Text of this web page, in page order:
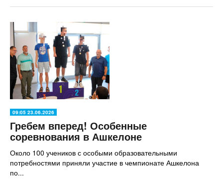
09:05 23.06.2026
Гребем вперед! Особенные
соревнования в Ашкелоне
Около 100 учеников с особыми образовательными
потребностями приняли участие в чемпионате Ашкелона
по...